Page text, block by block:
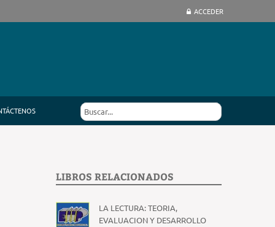
ACCEDER
LIBROS RELACIONADOS
LA LECTURA: TEORIA,
EVALUACION Y DESARROLLO